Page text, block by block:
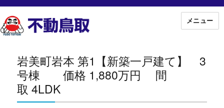
メニュー
岩美町岩本 第1【新築一戸建て】 3
号棟 価格 1,880万円 間
取 4LDK